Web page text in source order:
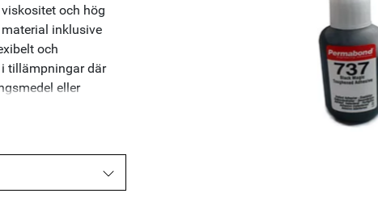
och hög
inklusive
och
tillämpningar där
eller
Hanteringstid